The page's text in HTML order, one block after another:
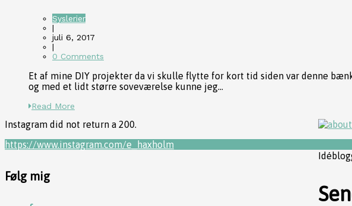
Syslerier
|
juli 6, 2017
|
0 Comments
Et af mine DIY projekter da vi skulle flytte for kort tid siden var denne
og med et lidt større soveværelse kunne jeg...
Read More
Instagram did not return a 200.
https://www.instagram.com/e_haxholm
Følg mig